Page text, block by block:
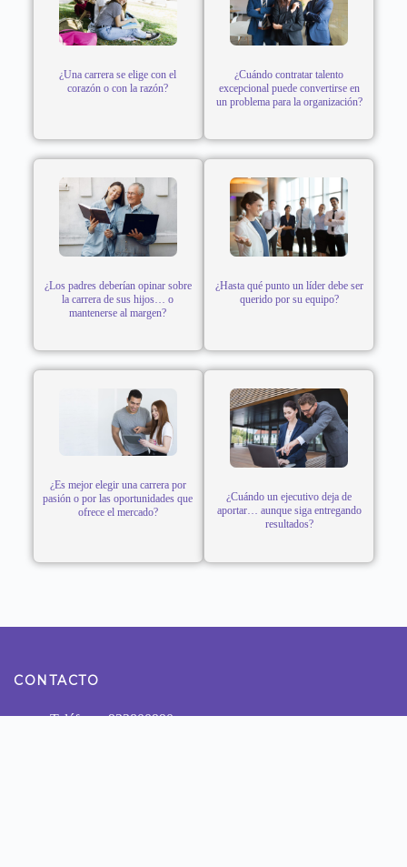
¿Una carrera se elige con el
corazón o con la razón?
¿Cuándo contratar talento
excepcional puede convertirse en
un problema para la organización?
¿Los padres deberían opinar sobre
la carrera de sus hijos… o
mantenerse al margen?
¿Hasta qué punto un líder debe ser
querido por su equipo?
¿Es mejor elegir una carrera por
pasión o por las oportunidades que
ofrece el mercado?
¿Cuándo un ejecutivo deja de
aportar… aunque siga entregando
resultados?
CONTACTO
Teléfono: 922800990